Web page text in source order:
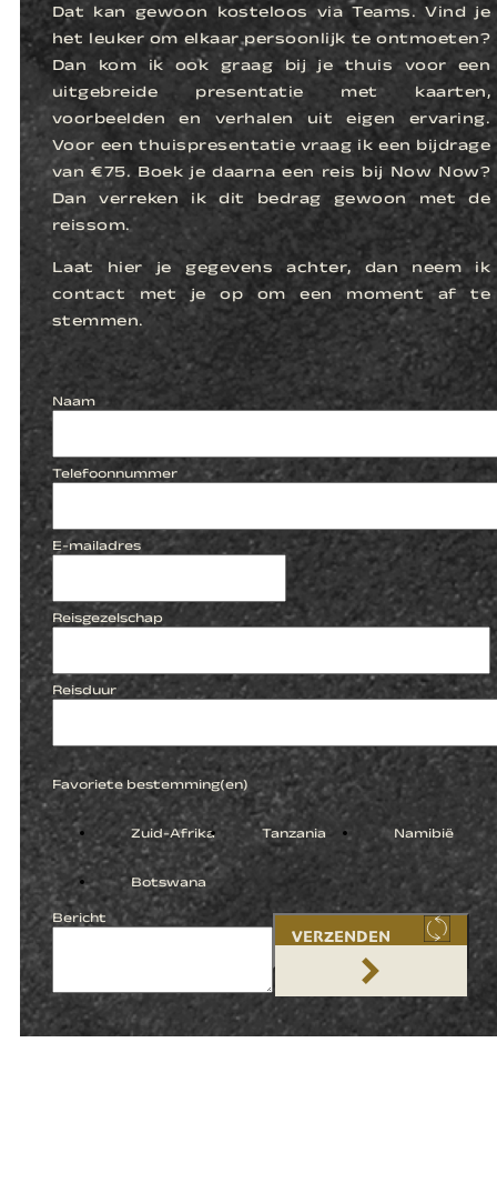
Dat kan gewoon kosteloos via Teams. Vind je
het leuker om elkaar persoonlijk te ontmoeten?
Dan kom ik ook graag bij je thuis voor een
uitgebreide presentatie met kaarten,
voorbeelden en verhalen uit eigen ervaring.
Voor een thuispresentatie vraag ik een bijdrage
van €75. Boek je daarna een reis bij Now Now?
Dan verreken ik dit bedrag gewoon met de
reissom.
Laat hier je gegevens achter, dan neem ik
contact met je op om een moment af te
stemmen.
Naam
Telefoonnummer
E-mailadres
Reisgezelschap
Reisduur
Favoriete bestemming(en)
Zuid-Afrika Tanzania Namibië
Botswana
Bericht
VERZENDEN